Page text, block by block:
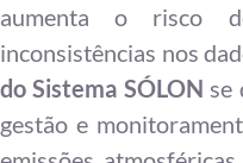
aumenta o risco
inconsistências nos
do Sistema SÓLON se
gestão e